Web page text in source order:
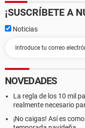
¡SUSCRÍBETE A
Noticias
NOVEDADES
La regla de los 10 mil
realmente necesario
¡No caigas! Así es